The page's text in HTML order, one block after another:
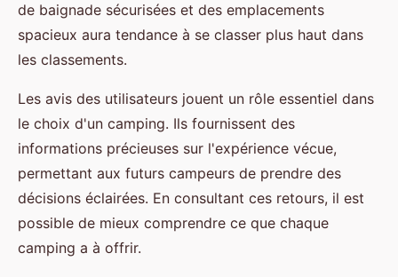
de baignade sécurisées et des emplacements
spacieux aura tendance à se classer plus haut dans
les classements.
Les avis des utilisateurs jouent un rôle essentiel dans
le choix d'un camping. Ils fournissent des
informations précieuses sur l'expérience vécue,
permettant aux futurs campeurs de prendre des
décisions éclairées. En consultant ces retours, il est
possible de mieux comprendre ce que chaque
camping a à offrir.